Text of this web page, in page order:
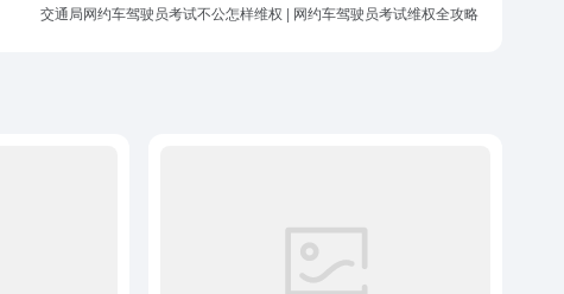
交通局网约车驾驶员考试不公怎样维权 | 网约车驾驶员考试维权全攻略